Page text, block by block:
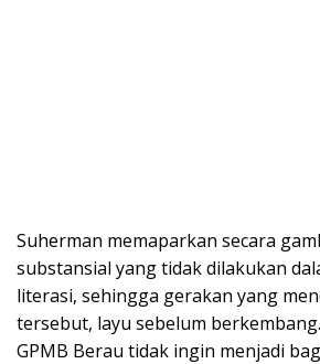
Suherman memaparkan secara
substansial yang tidak dilakukan
literasi, sehingga gerakan yang
tersebut, layu sebelum
GPMB Berau tidak ingin menjadi